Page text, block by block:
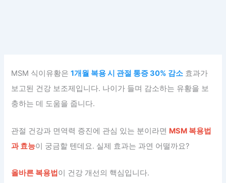
MSM 식이유황은1개월 복용 시 관절 통증 30% 감소 효과가
보고된 건강 보조제입니다. 나이가 들며 감소하는 유황을 보
충하는 데 도움을 줍니다.
관절 건강과 면역력 증진에 관심 있는 분이라면 MSM 복용법
과 효능이 궁금할 텐데요. 실제 효과는 과연 어떨까요?
올바른 복용법이 건강 개선의 핵심입니다.